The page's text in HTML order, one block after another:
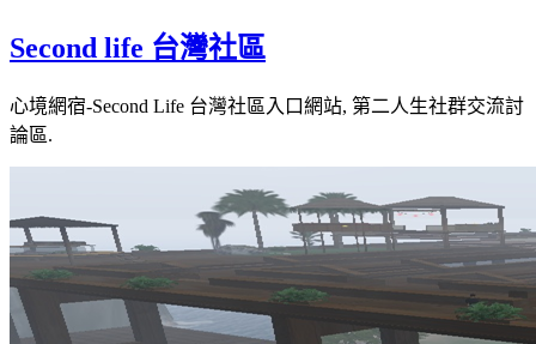
to
Second life 台灣社區
心境網宿-Second Life 台灣社區入口網站, 第二人生社群交流討
論區.